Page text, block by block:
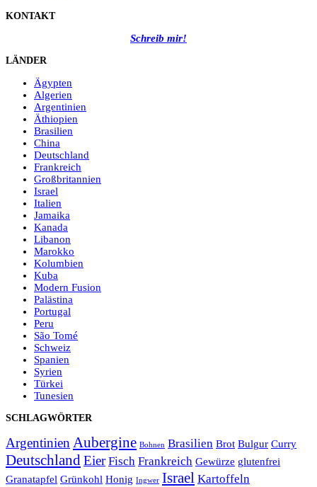
KONTAKT
Schreib mir!
LÄNDER
Ägypten
Algerien
Argentinien
Äthiopien
Brasilien
China
Deutschland
Frankreich
Großbritannien
Israel
Italien
Jamaika
Kanada
Libanon
Marokko
Kolumbien
Kuba
Modern Fusion
Palästina
Portugal
Peru
São Tomé
Schweiz
Spanien
Syrien
Türkei
Tunesien
SCHLAGWÖRTER
Argentinien Aubergine Bohnen Brasilien Brot Bulgur Curry
Deutschland Eier Fisch Frankreich Gewürze glutenfrei
Granatapfel Grünkohl Honig Ingwer Israel Kartoffeln